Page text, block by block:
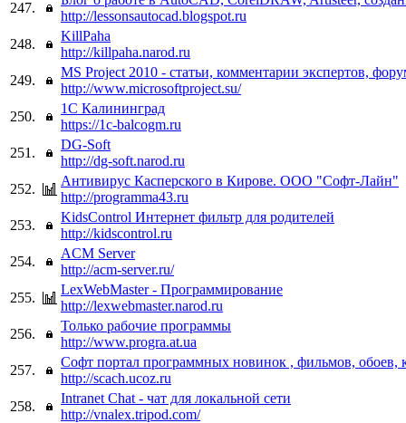
247.
http://lessonsautocad.blogspot.ru
248.
KillPaha
http://killpaha.narod.ru
249.
MS Project 2010 - статьи, комментарии экспертов,
http://www.microsoftproject.su/
250.
1С Калининград
https://1c-balcogm.ru
251.
DG-Soft
http://dg-soft.narod.ru
252.
Антивирус Касперского в Кирове. ООО "Софт-Лайн"
http://programma43.ru
253.
KidsControl Интернет фильтр для родителей
http://kidscontrol.ru
254.
ACM Server
http://acm-server.ru/
255.
LexWebMaster - Программирование
http://lexwebmaster.narod.ru
256.
Только рабочие программы
http://www.progra.at.ua
257.
Софт портал программных новинок , фильмов, обоев,
http://scach.ucoz.ru
258.
Intranet Chat - чат для локальной сети
http://vnalex.tripod.com/